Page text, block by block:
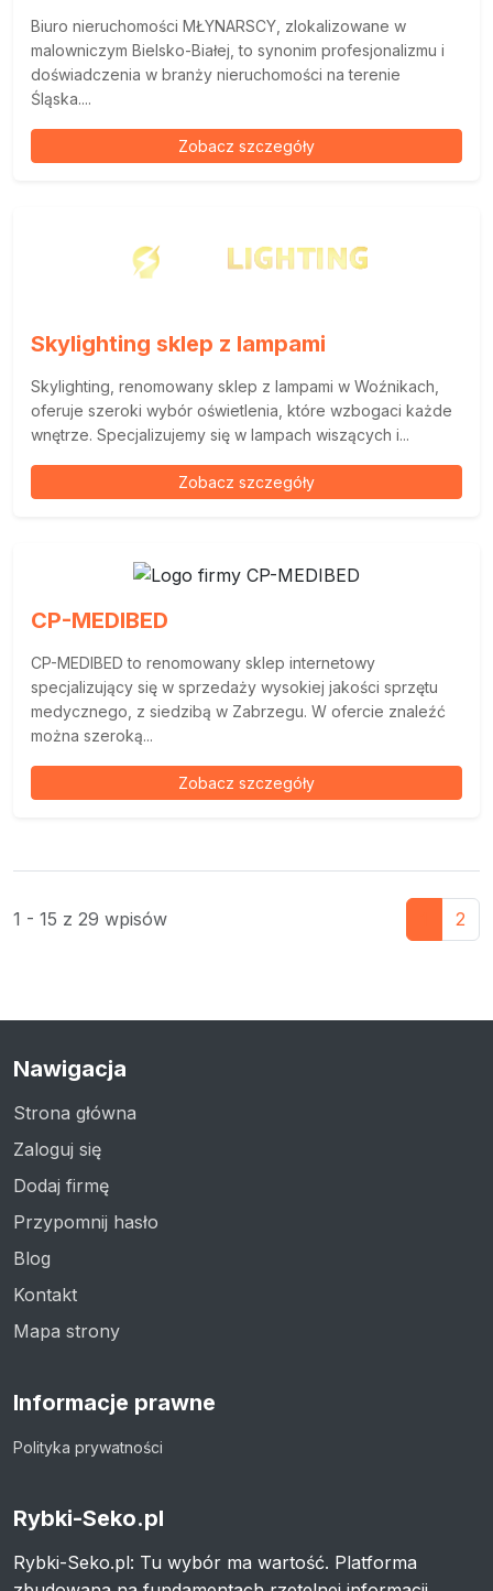
Biuro nieruchomości MŁYNARSCY, zlokalizowane w
malowniczym Bielsko-Białej, to synonim profesjonalizmu i
doświadczenia w branży nieruchomości na terenie
Śląska....
Zobacz szczegóły
Skylighting sklep z lampami
Skylighting, renomowany sklep z lampami w Woźnikach,
oferuje szeroki wybór oświetlenia, które wzbogaci każde
wnętrze. Specjalizujemy się w lampach wiszących i...
Zobacz szczegóły
CP-MEDIBED
CP-MEDIBED to renomowany sklep internetowy
specjalizujący się w sprzedaży wysokiej jakości sprzętu
medycznego, z siedzibą w Zabrzegu. W ofercie znaleźć
można szeroką...
Zobacz szczegóły
1 - 15 z 29 wpisów 2
Nawigacja
Strona główna
Zaloguj się
Dodaj firmę
Przypomnij hasło
Blog
Kontakt
Mapa strony
Informacje prawne
Polityka prywatności
Rybki-Seko.pl
Rybki-Seko.pl: Tu wybór ma wartość. Platforma